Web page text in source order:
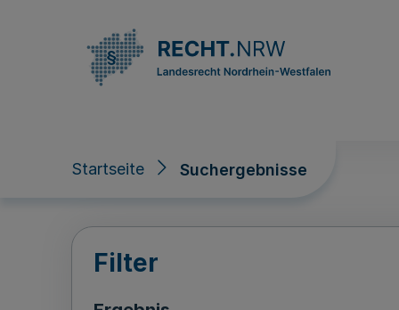
Startseite Suchergebnisse
Suchergebnisse
Filter